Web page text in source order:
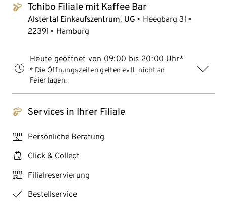
tchibo_logo Tchibo Filiale mit Kaffee Bar
Alstertal Einkaufszentrum, UG
Heegbarg 31
22391
Hamburg
Heute geöffnet von 09:00 bis 20:00 Uhr*
* Die Öffnungszeiten gelten evtl. nicht an
Feiertagen.
tchibo_logo Services in Ihrer Filiale
personal_services Persönliche Beratung
click_collect Click & Collect
click_reserve_store Filialreservierung
checkmark Bestellservice